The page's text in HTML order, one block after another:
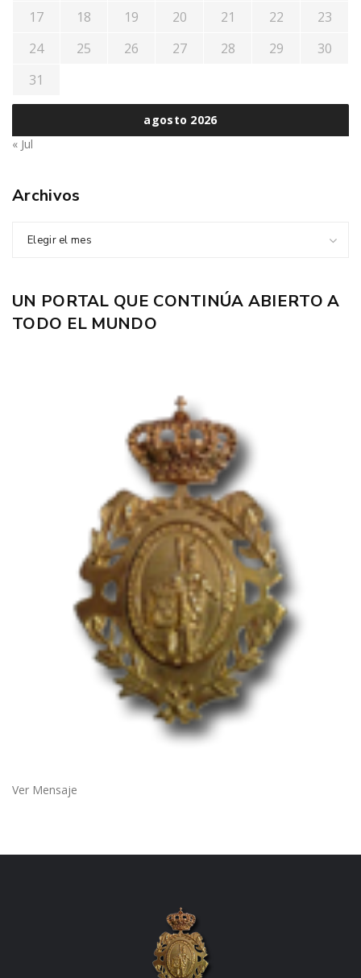
agosto 2026
17
18 19 20 21 22
23
24
25 26 27 28 29
30
31
« Jul
Archivos
Elegir el mes
UN PORTAL QUE CONTINÚA ABIERTO A
TODO EL MUNDO
Ver Mensaje